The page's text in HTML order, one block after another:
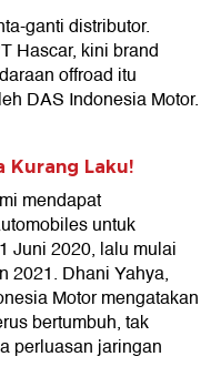
ganti distributor.
Hascar, kini brand
offroad itu
DAS Indonesia Motor.
Kurang Laku!
mendapat
untuk
Juni 2020, lalu mulai
2021. Dhani Yahya,
Motor mengatakan
bertumbuh, tak
perluasan jaringan